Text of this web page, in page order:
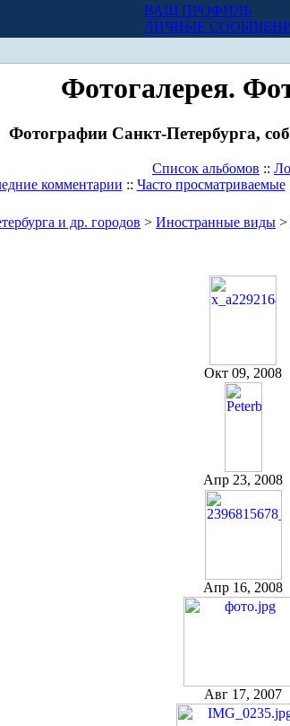
ВАШ ПРОФИЛЬ
ЛИЧНЫЕ
Фотогалерея.
Фотографии Санкт-Петербурга,
Список альбомов ::
комментарии :: Часто просматриваемые
и др. городов > Иностранные виды >
Окт 09, 2008
Апр 23, 2008
Апр 16, 2008
Авг 17, 2007